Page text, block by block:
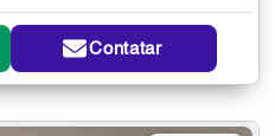
Contatar